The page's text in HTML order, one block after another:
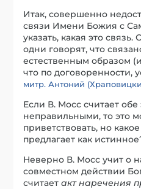
Итак, совершенно
связи Имени Божия с
указать, какая это
одни говорят, что
естественным образом
что по договоренности,
митр. Антоний
Если В. Мосс считает
неправильными, то это
приветствовать, но
предлагает как
Неверно В. Мосс учит о
совместном действии
считаетакт наречения